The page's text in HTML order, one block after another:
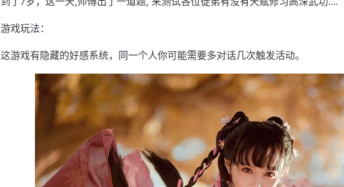
游戏玩法：
这游戏有隐藏的好感系统，同一个人你可能需要多对话几次触发活动。